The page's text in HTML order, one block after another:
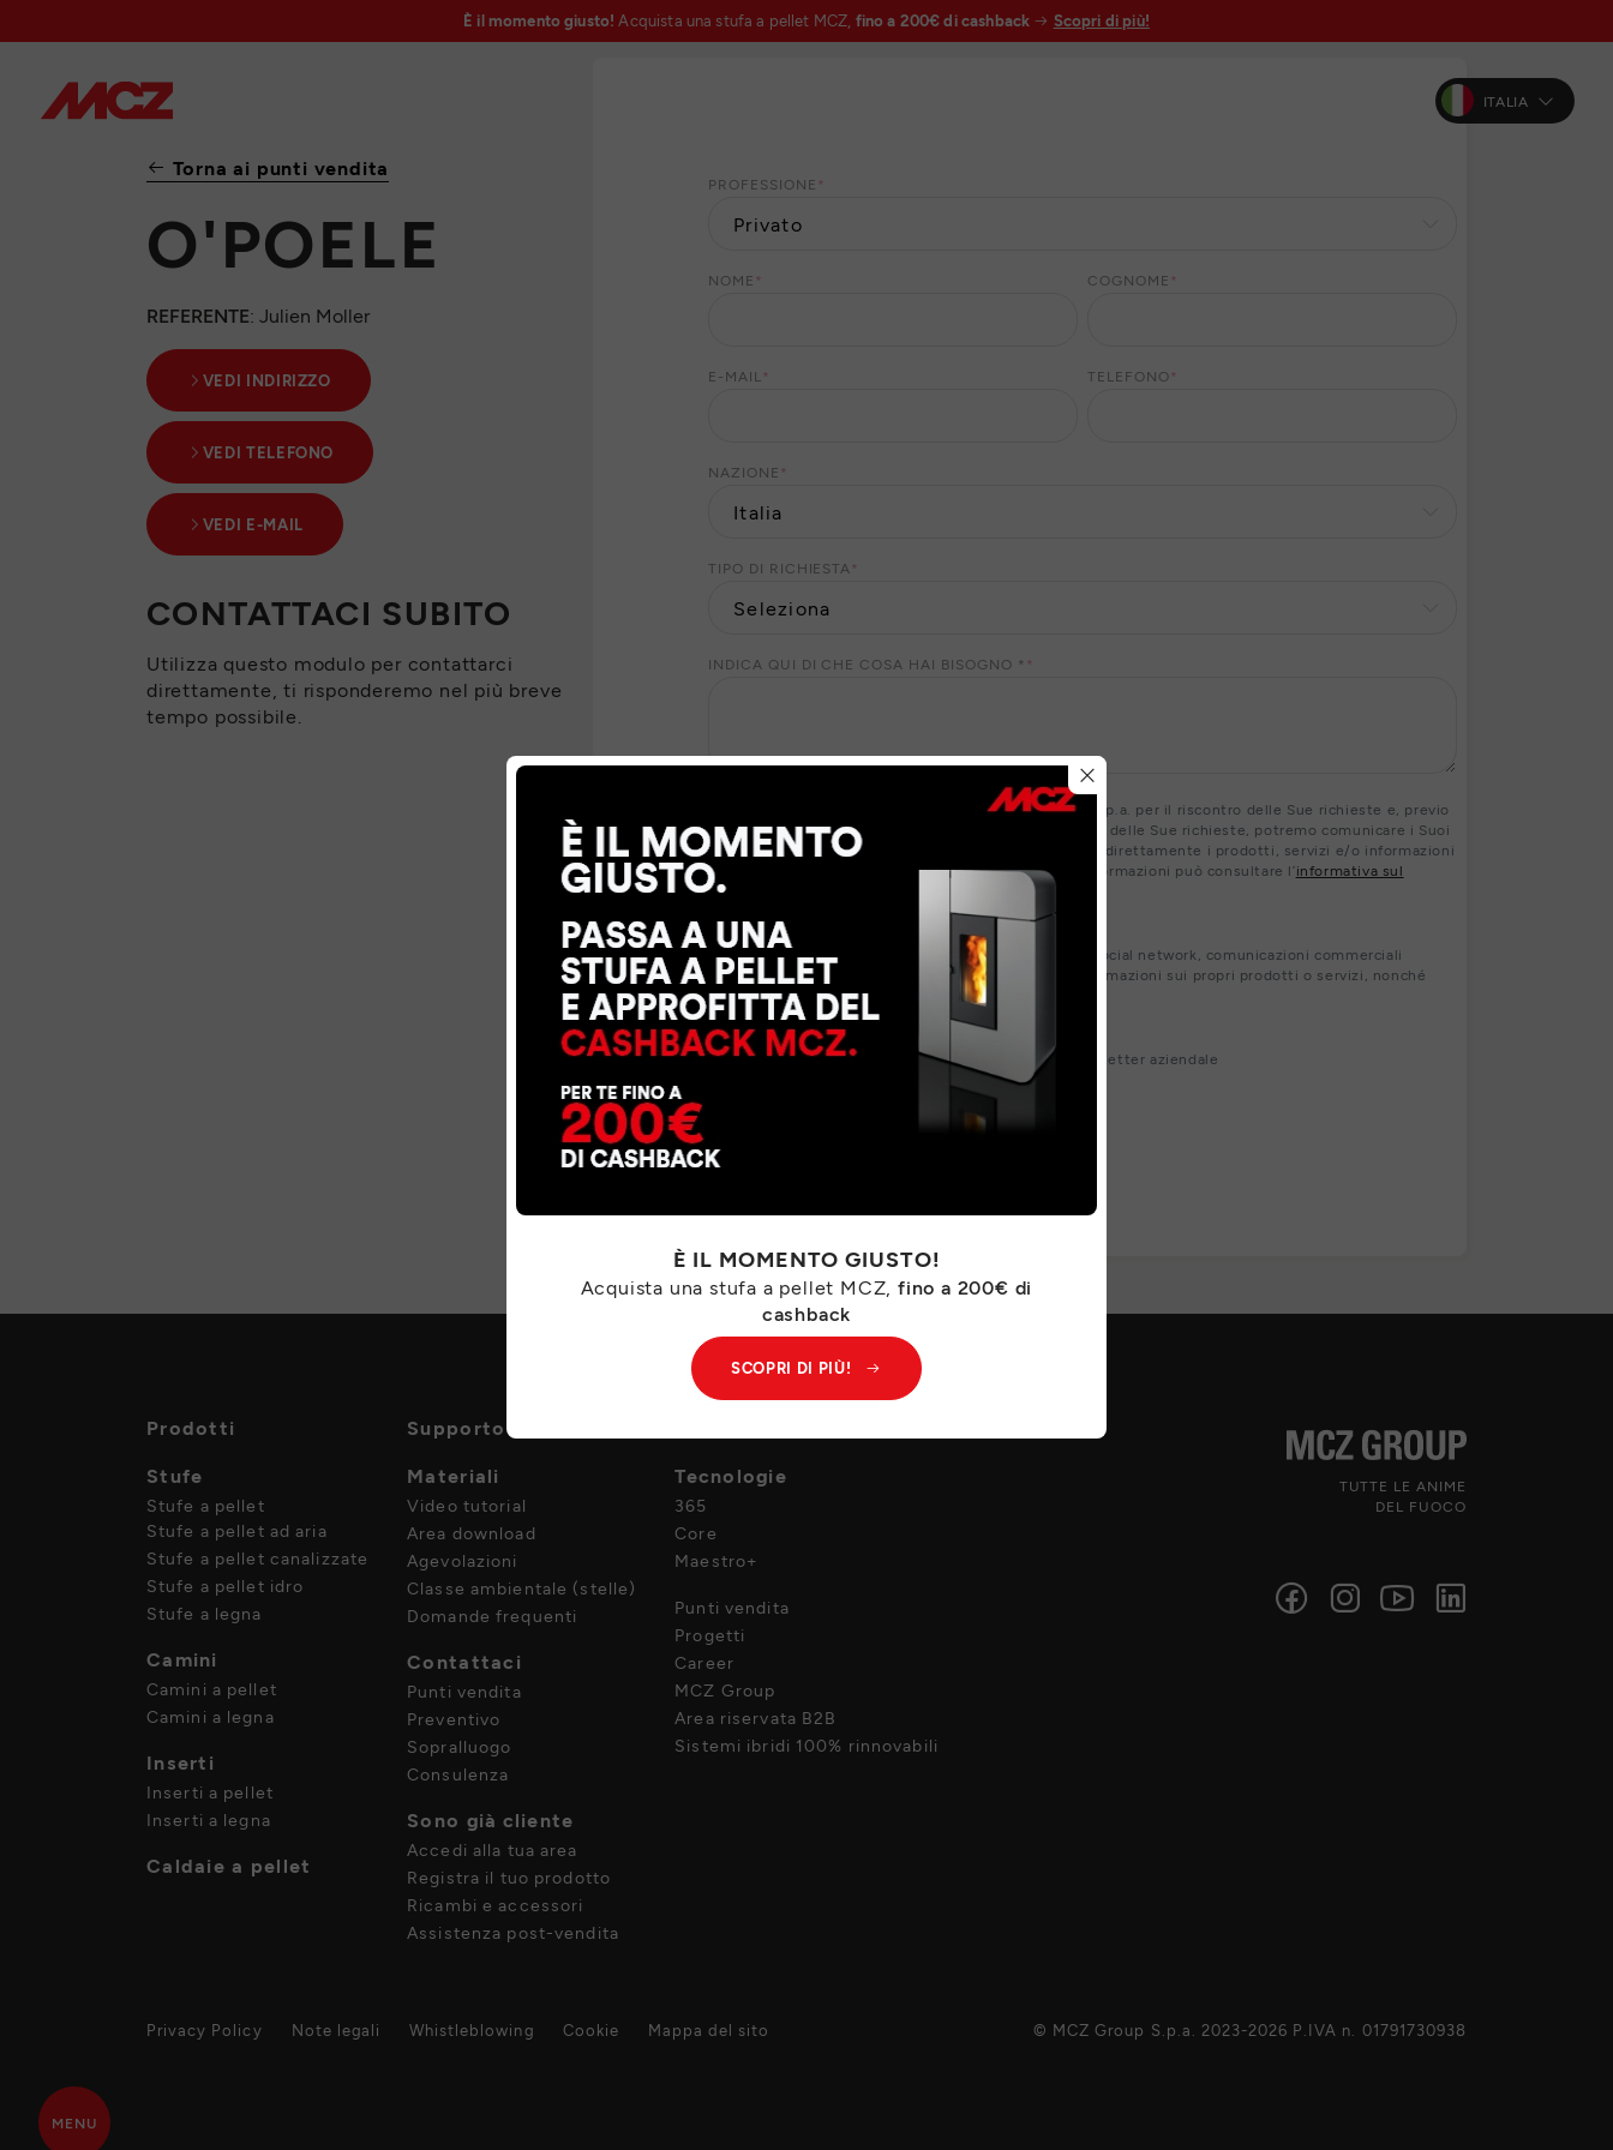
È il momento giusto! Acquista una stufa a pellet MCZ, fino a 200€ di cashback Scopri di più!
ITALIA
Torna ai punti vendita
O'POELE
REFERENTE: Julien Moller
VEDI INDIRIZZO
VEDI TELEFONO
VEDI E-MAIL
CONTATTACI SUBITO
Utilizza questo modulo per contattarci
direttamente, ti risponderemo nel più breve
tempo possibile.
PROFESSIONE *
NOME * COGNOME *
E-MAIL * TELEFONO*
NAZIONE *
TIPO DI RICHIESTA *
INDICA QUI DI CHE COSA HAI BISOGNO * *
I Suoi dati personali saranno trattati da MCZ GROUP S.p.a. per il riscontro delle Sue richieste e, previo
suo consenso, per finalità di marketing. Per il riscontro delle Sue richieste, potremo comunicare i Suoi
dati personali ai nostri partner locali che Le forniranno direttamente i prodotti, servizi e/o informazioni
richiesti. Per esercitare i Suoi diritti o per maggiori informazioni può consultare l’informativa sul
trattamento dei dati personali
CONSENTO
NON CONSENTO
a MCZ GROUP S.p.a. di inviarmi tramite e-mail, sms, social network, comunicazioni commerciali
contenenti sondaggi di opinione e di gradimento, informazioni sui propri prodotti o servizi, nonché
promozioni o inviti ad eventi
CONSENTO
NON CONSENTO
a MCZ GROUP S.p.a. di inviarmi tramite e-mail la newsletter aziendale
Prodotti
Stufe
Stufe a pellet
Stufe a pellet ad aria
Stufe a pellet canalizzate
Stufe a pellet idro
Stufe a legna
Camini
Camini a pellet
Camini a legna
Inserti
Inserti a pellet
Inserti a legna
Caldaie a pellet
Supporto
Materiali
Video tutorial
Area download
Agevolazioni
Classe ambientale (stelle)
Domande frequenti
Contattaci
Punti vendita
Preventivo
Sopralluogo
Consulenza
Sono già cliente
Accedi alla tua area
Registra il tuo prodotto
Ricambi e accessori
Assistenza post-vendita
Tecnologie
365
Core
Maestro+
Punti vendita
Progetti
Career
MCZ Group
Area riservata B2B
Sistemi ibridi 100% rinnovabili
TUTTE LE ANIME
DEL FUOCO
Privacy Policy Note legali Whistleblowing Cookie Mappa del sito © MCZ Group S.p.a. 2023-2026 P.IVA n. 01791730938
MENU
È IL MOMENTO GIUSTO!
Acquista una stufa a pellet MCZ, fino a 200€ di
cashback
SCOPRI DI PIÙ!